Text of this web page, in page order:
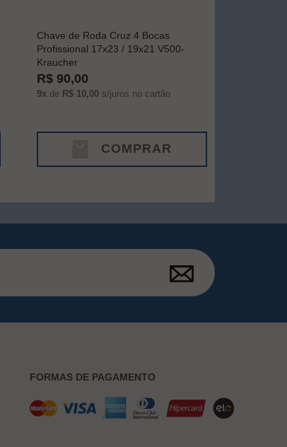
Chave de Roda Cruz 4 Bocas
Profissional 17x23 / 19x21 V500-
Kraucher
R$ 90,00
9xde R$ 10,00s/juros no cartão
COMPRAR
FORMAS DE PAGAMENTO